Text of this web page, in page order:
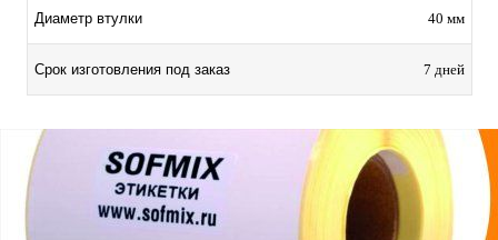
Диаметр втулки 40 мм
Срок изготовления под заказ 7 дней